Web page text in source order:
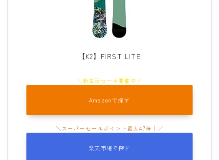
NOVEMBER
【K2】FIRST LITE
Amazonで探す
楽天市場で探す